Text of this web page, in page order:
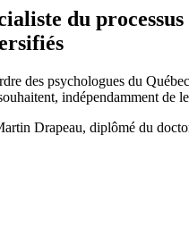
du
des psychologues du
indépendamment
Drapeau, diplômé du